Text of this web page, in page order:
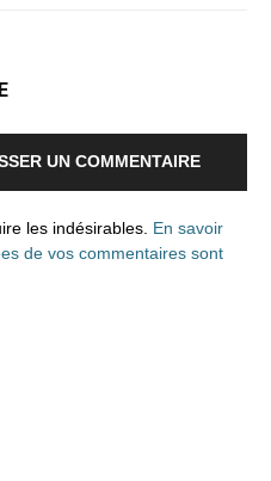
UN COMMENTAIRE
les indésirables. En savoir
de vos commentaires sont